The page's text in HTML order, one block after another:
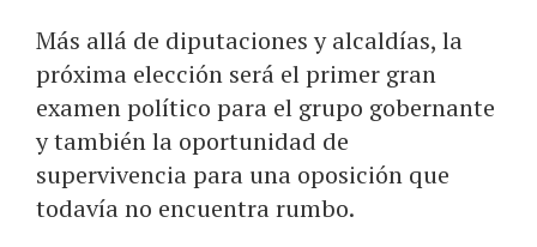
Más allá de diputaciones y alcaldías, la
próxima elección será el primer gran
examen político para el grupo gobernante
y también la oportunidad de
supervivencia para una oposición que
todavía no encuentra rumbo.